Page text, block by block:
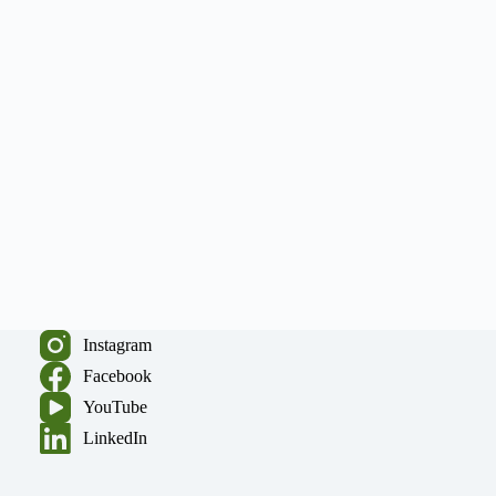
Instagram
Facebook
YouTube
LinkedIn